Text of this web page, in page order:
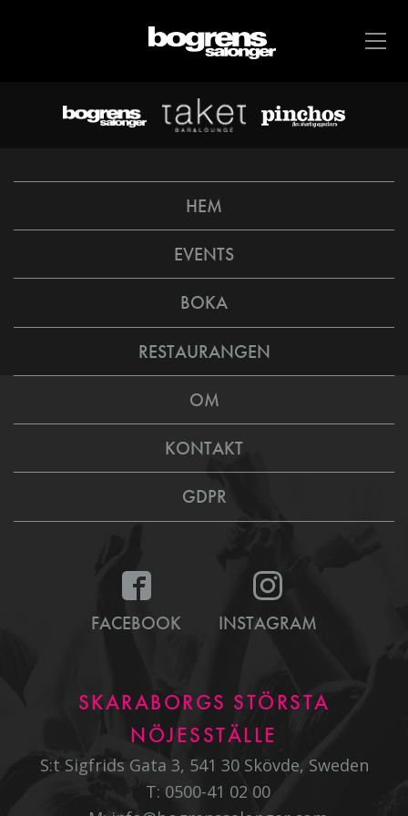
HEM
EVENTS
BOKA
RESTAURANGEN
OM
KONTAKT
GDPR
FACEBOOK INSTAGRAM
SKARABORGS STÖRSTA
NÖJESSTÄLLE
S:t Sigfrids Gata 3, 541 30 Skövde, Sweden
T: 0500-41 02 00